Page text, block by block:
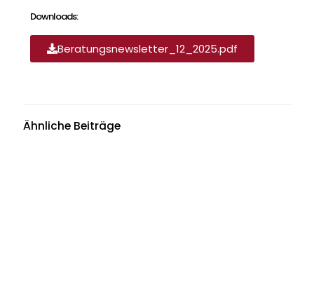
Downloads:
Beratungsnewsletter_12_2025.pdf
Ähnliche Beiträge